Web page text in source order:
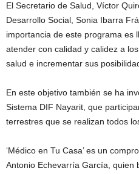
El Secretario de Salud, Víctor
Desarrollo Social, Sonia Ibarra
importancia de este programa es
atender con calidad y calidez a
salud e incrementar sus
En este objetivo también se ha
Sistema DIF Nayarit, que
terrestres que se realizan todos
‘Médico en Tu Casa’ es un
Antonio Echevarría García, quien